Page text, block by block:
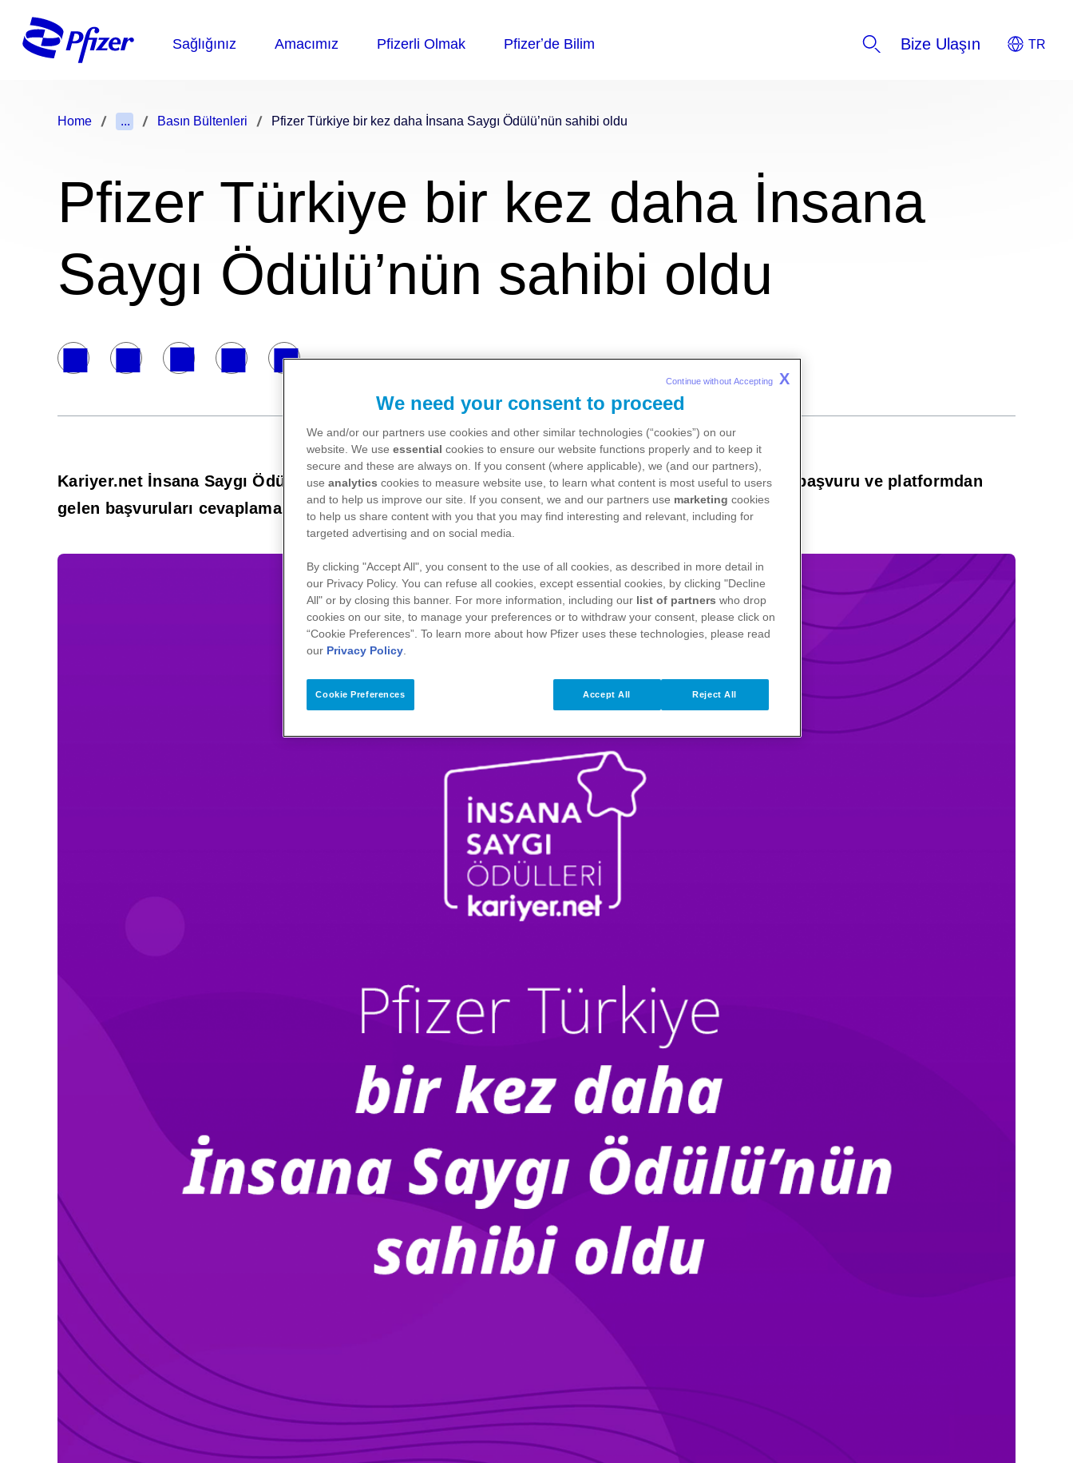
Bize Ulaşın
Home ... Basın Bültenleri Pfizer Türkiye bir kez daha İnsana Saygı Ödülü’nün sahibi oldu
Pfizer Türkiye bir kez daha İnsana
Saygı Ödülü’nün sahibi oldu
Kariyer.net İnsana Saygı Ödülleri sahiplerini buldu. Pfizer, Kariyer.net üzerinden aldığı yüksek başvuru ve platformdan
gelen başvuruları cevaplama oranlarıyla bir kez daha ödüle layık görüldü.
We need your consent to proceed
We and/or our partners use cookies and other similar technologies (“cookies”) on our
website. We use essential cookies to ensure our website functions properly and to keep it
secure and these are always on. If you consent (where applicable), we (and our partners),
use analytics cookies to measure website use, to learn what content is most useful to users
and to help us improve our site. If you consent, we and our partners use marketing cookies
to help us share content with you that you may find interesting and relevant, including for
targeted advertising and on social media.
By clicking "Accept All", you consent to the use of all cookies, as described in more detail in
our Privacy Policy. You can refuse all cookies, except essential cookies, by clicking "Decline
All" or by closing this banner. For more information, including our list of partners who drop
cookies on our site, to manage your preferences or to withdraw your consent, please click on
“Cookie Preferences”. To learn more about how Pfizer uses these technologies, please read
our Privacy Policy
Cookie Preferences Reject All
Accept All
Continue without Accepting X